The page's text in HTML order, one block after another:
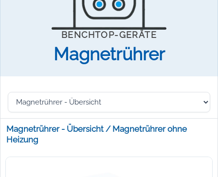
BENCHTOP-GERÄTE
Magnetrührer
Magnetrührer - Übersicht / Magnetrührer ohne
Heizung